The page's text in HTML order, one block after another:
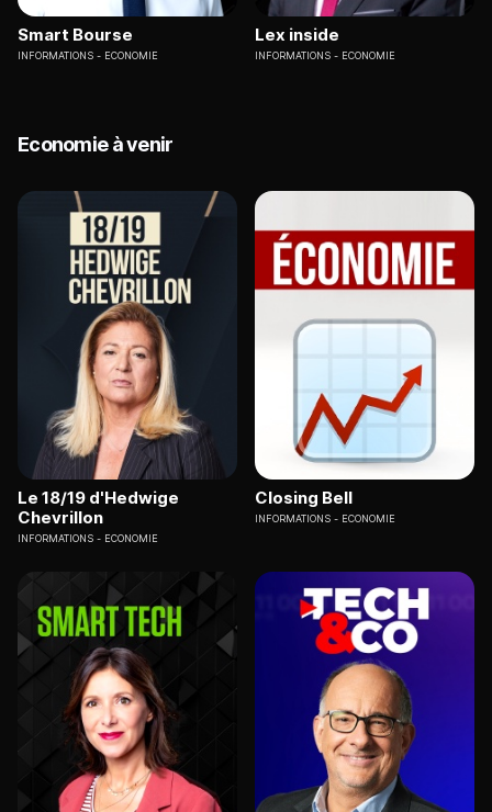
Smart Bourse
INFORMATIONS ECONOMIE
Lex inside
INFORMATIONS ECONOMIE
Economie à venir
Le 18/19 d'Hedwige
Chevrillon
INFORMATIONS ECONOMIE
Closing Bell
INFORMATIONS ECONOMIE